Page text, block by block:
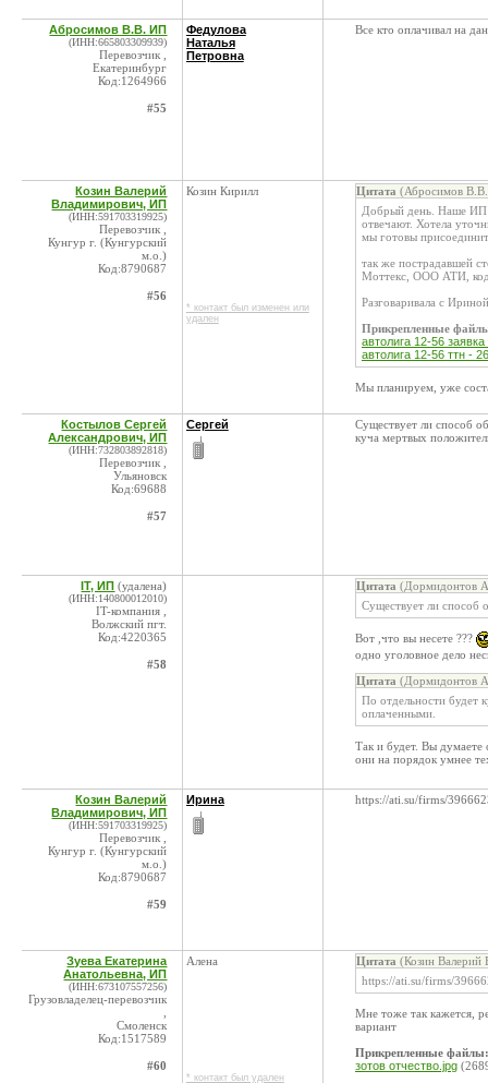
Абросимов В.В. ИП
(ИНН:665803309939)
Перевозчик ,
Екатеринбург
Код:1264966
#55
Федулова
Наталья
Петровна
Все кто оплачивал на
Козин Валерий
Владимирович, ИП
(ИНН:591703319925)
Перевозчик ,
Кунгур г. (Кунгурский
м.о.)
Код:8790687
#56
Козин Кирилл
* контакт был изменен или
удален
Цитата (Абросимов
Добрый день. Наше ИП
отвечают. Хотела
мы готовы
так же пострадавшей
Моттекс, ООО АТИ,
Разговаривала с
Прикрепленные
автолига 12-56
автолига 12-56 ттн -
Мы планируем, уже
Костылов Сергей
Александрович, ИП
(ИНН:732803892818)
Перевозчик ,
Ульяновск
Код:69688
#57
Сергей
Существует ли способ
куча мертвых
IT, ИП (удалена)
(ИНН:140800012010)
IT-компания ,
Волжский пгт.
Код:4220365
#58
Цитата (Дормидонтов
Существует ли способ
Вот ,что вы несете ???
одно уголовное дело
Цитата (Дормидонтов
По отдельности будет
оплаченными.
Так и будет. Вы думаете
они на порядок умнее
Козин Валерий
Владимирович, ИП
(ИНН:591703319925)
Перевозчик ,
Кунгур г. (Кунгурский
м.о.)
Код:8790687
#59
Ирина https://ati.su/firms/
Зуева Екатерина
Анатольевна, ИП
(ИНН:673107557256)
Грузовладелец-перевозчик
Смоленск
Код:1517589
#60
Алена
* контакт был удален
Цитата (Козин
https://ati.su/firms/
Мне тоже так кажется,
вариант
Прикрепленные файлы:
зотов отчество.jpg